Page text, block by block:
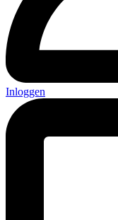
Inloggen